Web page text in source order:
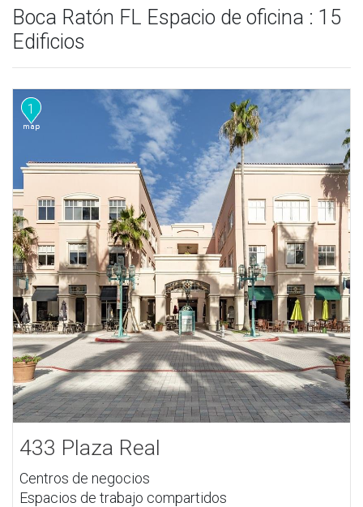
Boca Ratón FL Espacio de oficina : 15
Edificios
1
433 Plaza Real
Centros de negocios
Espacios de trabajo compartidos